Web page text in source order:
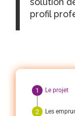
profil
Le projet
Les